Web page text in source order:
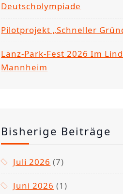
Deutscholympiade
Pilotprojekt „Schneller
Lanz-Park-Fest 2026 Im
Mannheim
Bisherige Beiträge
Juli 2026 (7)
Juni 2026 (1)